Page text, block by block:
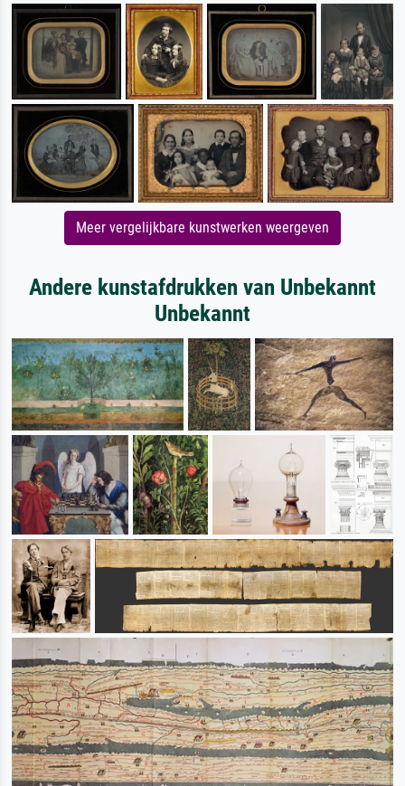
Meer vergelijkbare kunstwerken weergeven
Andere kunstafdrukken van Unbekannt
Unbekannt